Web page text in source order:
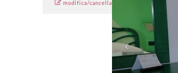
modifica/cancella una prenotazione